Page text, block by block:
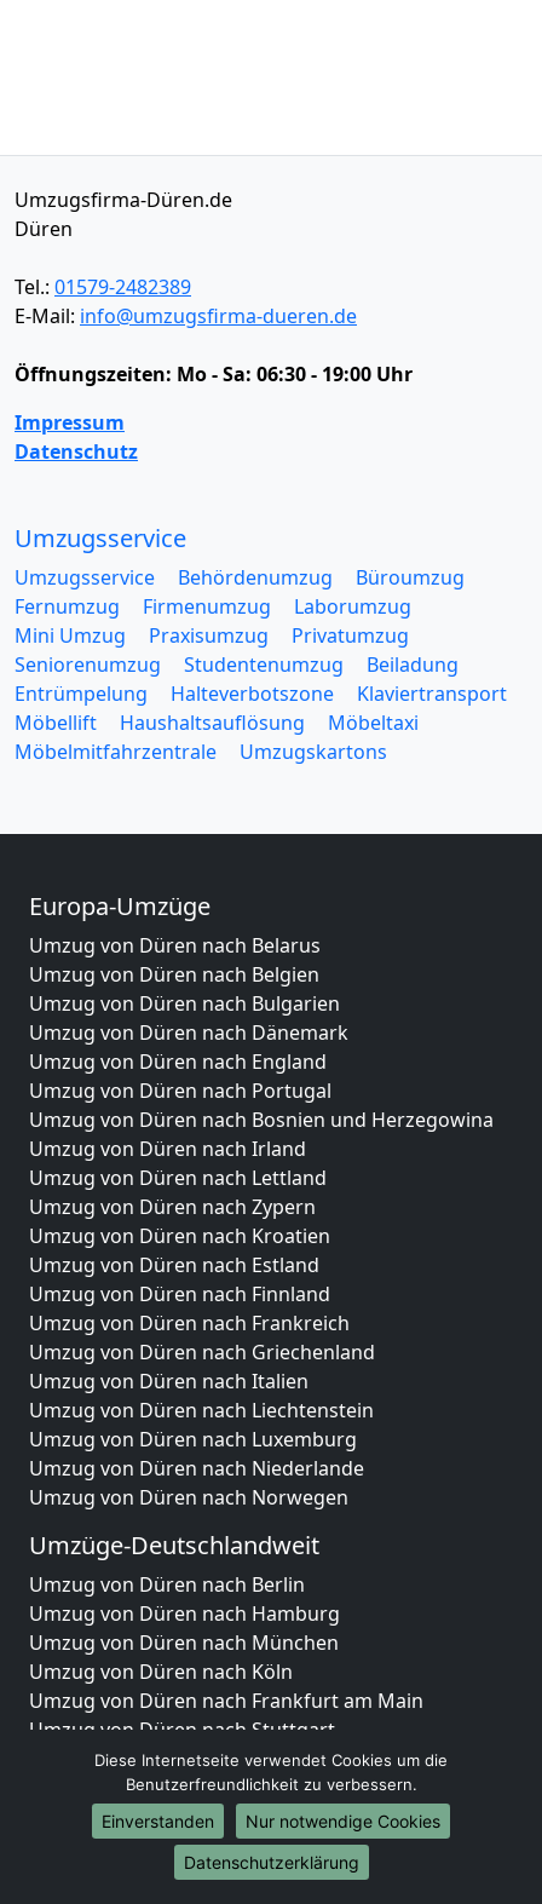
Umzugsfirma-Düren.de
Düren
Tel.: 01579-2482389
E-Mail: info@umzugsfirma-dueren.de
Öffnungszeiten: Mo - Sa: 06:30 - 19:00 Uhr
Impressum
Datenschutz
Umzugsservice
Umzugsservice Behördenumzug
Büroumzug
Fernumzug
Firmenumzug
Laborumzug
Mini Umzug
Praxisumzug
Privatumzug
Seniorenumzug
Studentenumzug
Beiladung
Entrümpelung
Halteverbotszone
Klaviertransport
Möbellift
Haushaltsauflösung
Möbeltaxi
Möbelmitfahrzentrale
Umzugskartons
Europa-Umzüge
Umzug von Düren nach Belarus
Umzug von Düren nach Belgien
Umzug von Düren nach Bulgarien
Umzug von Düren nach Dänemark
Umzug von Düren nach England
Umzug von Düren nach Portugal
Umzug von Düren nach Bosnien und Herzegowina
Umzug von Düren nach Irland
Umzug von Düren nach Lettland
Umzug von Düren nach Zypern
Umzug von Düren nach Kroatien
Umzug von Düren nach Estland
Umzug von Düren nach Finnland
Umzug von Düren nach Frankreich
Umzug von Düren nach Griechenland
Umzug von Düren nach Italien
Umzug von Düren nach Liechtenstein
Umzug von Düren nach Luxemburg
Umzug von Düren nach Niederlande
Umzug von Düren nach Norwegen
Umzüge-Deutschlandweit
Umzug von Düren nach Berlin
Umzug von Düren nach Hamburg
Umzug von Düren nach München
Umzug von Düren nach Köln
Umzug von Düren nach Frankfurt am Main
Umzug von Düren nach Stuttgart
Umzug von Düren nach Düsseldorf
Umzug von Düren nach Leipzig
Umzug von Düren nach Dortmund
Umzug von Düren nach Essen
Umzug von Düren nach Bremen
Diese Internetseite verwendet Cookies um die
Benutzerfreundlichkeit zu verbessern.
Einverstanden
Nur notwendige Cookies
Datenschutzerklärung